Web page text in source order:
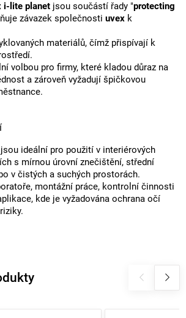
i-lite planet jsou součástí řady "protecting
závazek společnosti uvex k
materiálů, čímž přispívají k
volbou pro firmy, které kladou důraz na
a zároveň vyžadují špičkovou
ideální pro použití v interiérových
s mírnou úrovní znečištění, střední
v čistých a suchých prostorách.
montážní práce, kontrolní činnosti
kde je vyžadována ochrana očí